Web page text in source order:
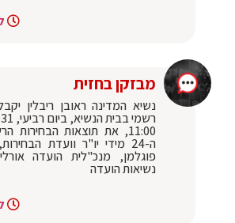
מבזקן בחזית
נשיא המדינה ראובן ריבלין
11:00, את תוצאות הבחירות
ה-24 מידי יו"ר וועדת
פוגלמן, מנכ"לית הועדה
נשיאות הועדה